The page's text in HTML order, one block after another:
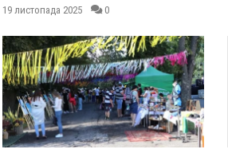
19 листопада 2025 0